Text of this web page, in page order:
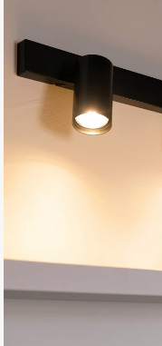
av
bildegalleri